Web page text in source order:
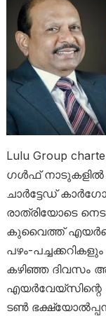
Lulu Group
ഗൾഫ് നാടുകളിൽ
ചാർട്ടേഡ്
രാത്രിയോടെ
കുവൈത്ത്
പഴം-
കഴിഞ്ഞ ദിവസം
എയർവേയ്സിന്റെ
ടൺ